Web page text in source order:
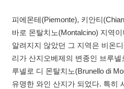
피에몬테(Piemonte), 키안티
바로 몬탈치노(Montalcino) 지역
알려지지 않았던 그 지역은 비온
리가 산지오베제의 변종인 브루
루넬로 디 몬탈치노(Brunello di
유명한 와인 산지가 되었다. 특히